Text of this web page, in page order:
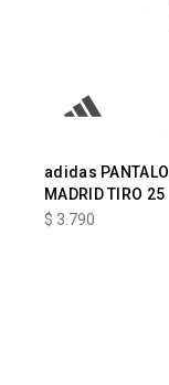
adidas
MADRID TIRO 25
$ 3.790